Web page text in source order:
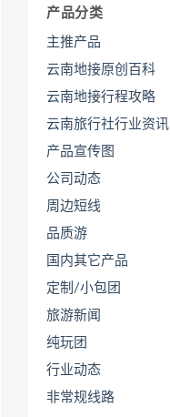
产品分类
主推产品
云南地接原创百科
云南地接行程攻略
云南旅行社行业资讯
产品宣传图
公司动态
周边短线
品质游
国内其它产品
定制/小包团
旅游新闻
纯玩团
行业动态
非常规线路